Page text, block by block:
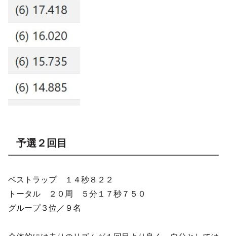
予選２回目
ベストラップ １４秒８２２
トータル ２０周 ５分１７秒７５０
グループ３位／９名